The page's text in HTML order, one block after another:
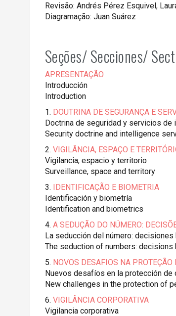
Revisão: Andrés Pérez Esquivel,
Diagramação: Juan Suárez
Seções/ Secciones/
APRESENTAÇÃO
Introducción
Introduction
1. DOUTRINA DE SEGURANÇA E
Doctrina de seguridad y servicios de
Security doctrine and intelligence
2. VIGILÂNCIA, ESPAÇO E
Vigilancia, espacio y territorio
Surveillance, space and territory
3. IDENTIFICAÇÃO E BIOMETRIA
Identificación y biometría
Identification and biometrics
4. A SEDUÇÃO DO NÚMERO:
La seducción del número:
The seduction of numbers:
5. NOVOS DESAFIOS NA
Nuevos desafíos en la protección de
New challenges in the protection of
6. VIGILÂNCIA CORPORATIVA
Vigilancia corporativa